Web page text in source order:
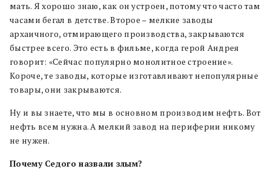
мать. Я хорошо знаю, как он устроен, потому что часто там
часами бегал в детстве. Второе – мелкие заводы
архаичного, отмирающего производства, закрываются
быстрее всего. Это есть в фильме, когда герой Андрея
говорит: «Сейчас популярно монолитное строение».
Короче, те заводы, которые изготавливают непопулярные
товары, они закрываются.
Ну и вы знаете, что мы в основном производим нефть. Вот
нефть всем нужна. А мелкий завод на периферии никому
не нужен.
Почему Седого назвали злым?